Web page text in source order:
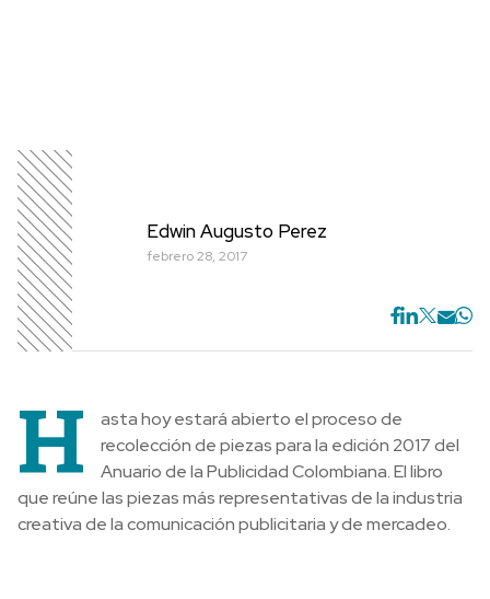
Edwin Augusto Perez
febrero 28, 2017
H
asta hoy estará abierto el proceso de
recolección de piezas para la edición 2017 del
Anuario de la Publicidad Colombiana. El libro
que reúne las piezas más representativas de la industria
creativa de la comunicación publicitaria y de mercadeo.